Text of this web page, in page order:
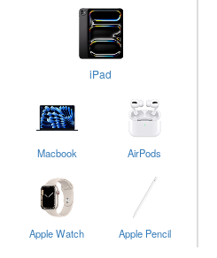
iPad
Macbook AirPods
Apple Watch Apple Pencil